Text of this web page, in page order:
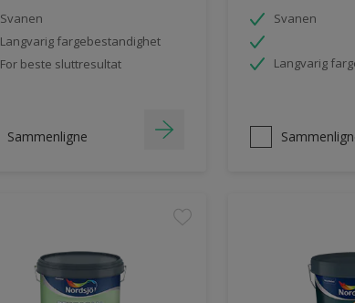
Svanen
Langvarig fargebestandighet
For beste sluttresultat
Sammenligne
Svanen
Langvarig